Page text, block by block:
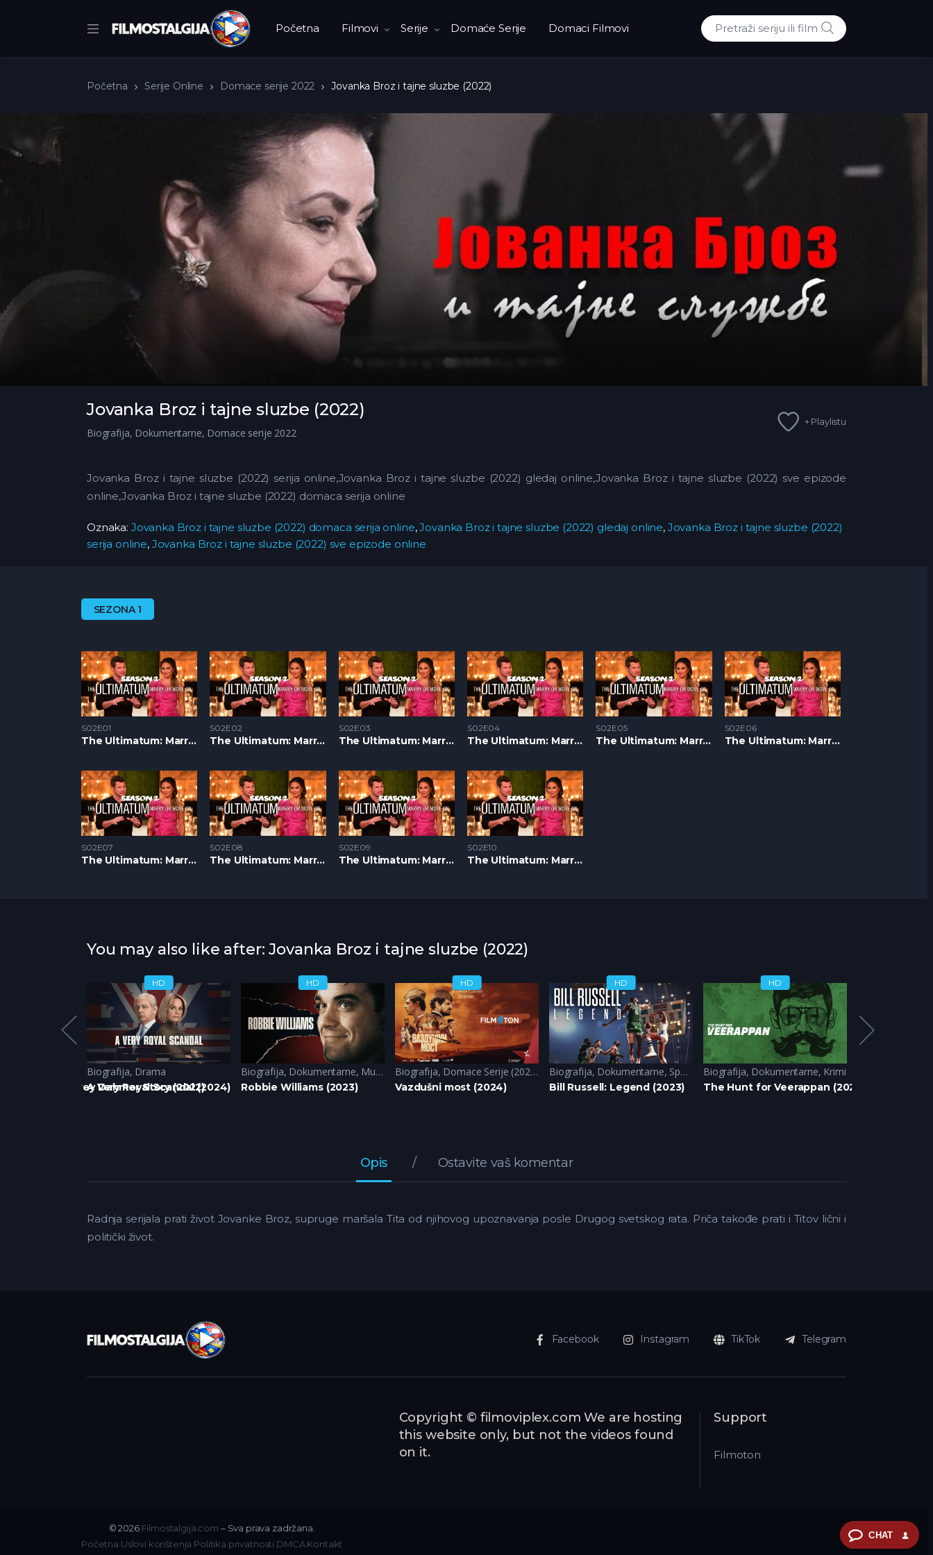
Početna Filmovi Serije Domaće Serije Domaci Filmovi
Traži:
POTRAZI
Početna Serije Online Domace serije 2022 Jovanka Broz i tajne sluzbe (2022)
Jovanka Broz i tajne sluzbe (2022)
Biografija, Dokumentarne, Domace serije 2022
+ Playlistu
Jovanka Broz i tajne sluzbe (2022) serija online,Jovanka Broz i tajne sluzbe (2022) gledaj online,Jovanka Broz i tajne sluzbe (2022) sve epizode
online,Jovanka Broz i tajne sluzbe (2022) domaca serija online
Oznaka: Jovanka Broz i tajne sluzbe (2022) domaca serija online,Jovanka Broz i tajne sluzbe (2022) gledaj online, Jovanka Broz i tajne sluzbe (2022)
serija online, Jovanka Broz i tajne sluzbe (2022) sve epizode online
SEZONA 1
S02E01
The Ultimatum: Marry or Move On S2 – Epizoda 01
S02E02
The Ultimatum: Marry or Move On S2 – Epizoda 02
S02E03
The Ultimatum: Marry or Move On S2 – Epizoda 03
S02E04
The Ultimatum: Marry or Move On S2 – Epizoda 04
S02E05
The Ultimatum: Marry or Move On S2 – Epizoda 05
S02E06
The Ultimatum: Marry or Move On S2 – Epizoda 06
S02E07
The Ultimatum: Marry or Move On S2 – Epizoda 07
S02E08
The Ultimatum: Marry or Move On S2 – Epizoda 08
S02E09
The Ultimatum: Marry or Move On S2 – Epizoda 09
S02E10
The Ultimatum: Marry or Move On S2 – Epizoda 10
You may also like after: Jovanka Broz i tajne sluzbe (2022)
The Jeffrey Dahmer Story (2022)
HD
Biografija, Drama
A Very Royal Scandal (2024)
HD
Biografija, Dokumentarne, Muzicke
Robbie Williams (2023)
HD
Biografija, Domace Serije (2024) Drama
Vazdušni most (2024)
HD
Biografija, Dokumentarne, Sport
Bill Russell: Legend (2023)
HD
Biografija, Dokumentarne, Krimi
The Hunt for Veerappan (2023)
Opis Ostavite vaš komentar
Radnja serijala prati život Jovanke Broz, supruge maršala Tita od njihovog upoznavanja posle Drugog svetskog rata. Priča takođe prati i Titov lični i
politički život.
Facebook Instagram TikTok Telegram
Copyright © filmoviplex.com We are hosting
this website only, but not the videos found
on it.
Support
Filmoton
© 2026 Filmostalgija.com – Sva prava zadržana.
Početna Uslovi korištenja Politika privatnosti DMCA Kontakt
CHAT